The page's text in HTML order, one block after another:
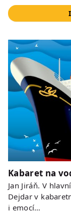
Kabaret na
Jan Jiráň. V
Dejdar v
i emocí…